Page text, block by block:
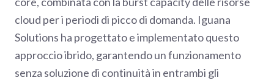
cloud per i periodi di picco di domanda. Iguana
Solutions ha progettato e implementato questo
approccio ibrido, garantendo un funzionamento
senza soluzione di continuità in entrambi gli